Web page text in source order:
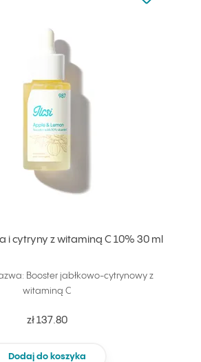
i cytryny z witaminą C 10% 30 ml
Booster jabłkowo-cytrynowy z
witaminą C
zł 137.80
Dodaj do koszyka
Dodaj do